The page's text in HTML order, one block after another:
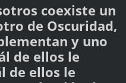
coexiste un
de Oscuridad,
y uno
de ellos le
de ellos le